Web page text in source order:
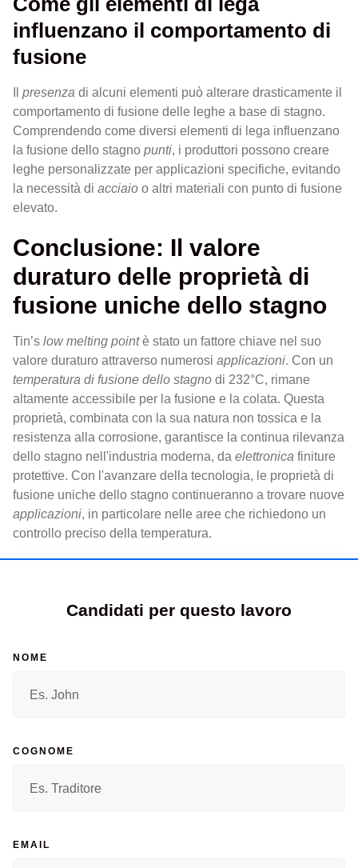
influenzano il comportamento di
fusione
presenza di alcuni elementi può alterare drasticamente il
comportamento di fusione delle leghe a base di stagno.
Comprendendo come diversi elementi di lega influenzano
la fusione dello stagno punti, i produttori possono creare
leghe personalizzate per applicazioni specifiche, evitando
la necessità di acciaio o altri materiali con punto di fusione
elevato.
Conclusione: Il valore
duraturo delle proprietà di
fusione uniche dello stagno
Tin’s low melting pointè stato un fattore chiave nel suo
valore duraturo attraverso numerosi applicazioni. Con un
temperatura di fusione dello stagno di 232°C, rimane
altamente accessibile per la fusione e la colata. Questa
proprietà, combinata con la sua natura non tossica e la
resistenza alla corrosione, garantisce la continua rilevanza
dello stagno nell'industria moderna, da elettronica finiture
protettive. Con l'avanzare della tecnologia, le proprietà di
fusione uniche dello stagno continueranno a trovare nuove
applicazioni, in particolare nelle aree che richiedono un
controllo preciso della temperatura.
Candidati per questo lavoro
NOME
COGNOME
EMAIL